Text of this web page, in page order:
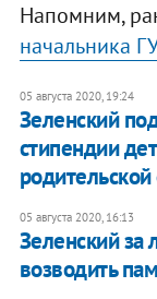
Напомним,
начальника
05 августа 2020, 19:24
Зеленский
стипендии
05 августа 2020, 16:13
Зеленский за
возводить